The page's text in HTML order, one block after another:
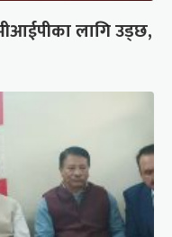
लागि उड्छ,